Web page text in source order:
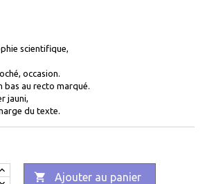
scientifique,
occasion.
bas au recto marqué.
jauni,
du texte.
 Ajouter au panier